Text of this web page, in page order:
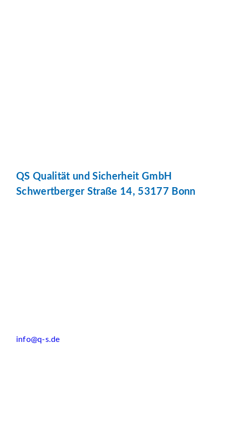
QS Qualität und Sicherheit GmbH
Schwertberger Straße 14, 53177 Bonn
info@q-s.de